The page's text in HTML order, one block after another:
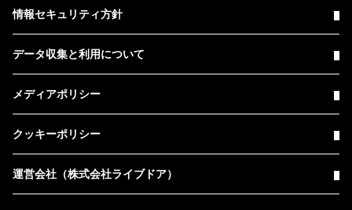
情報セキュリティ方針
データ収集と利用について
メディアポリシー
クッキーポリシー
運営会社（株式会社ライブドア）